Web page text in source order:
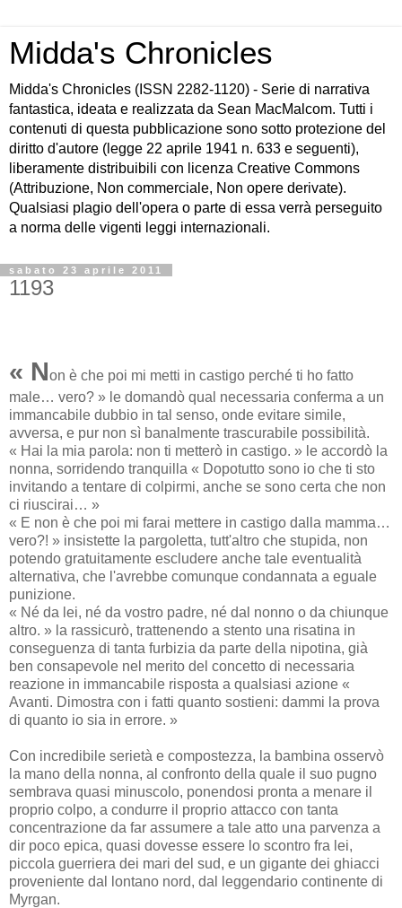
Midda's Chronicles
Midda's Chronicles (ISSN 2282-1120) - Serie di narrativa
fantastica, ideata e realizzata da Sean MacMalcom. Tutti i
contenuti di questa pubblicazione sono sotto protezione del
diritto d'autore (legge 22 aprile 1941 n. 633 e seguenti),
liberamente distribuibili con licenza Creative Commons
(Attribuzione, Non commerciale, Non opere derivate).
Qualsiasi plagio dell'opera o parte di essa verrà perseguito
a norma delle vigenti leggi internazionali.
sabato 23 aprile 2011
1193
« Non è che poi mi metti in castigo perché ti ho fatto
male… vero? » le domandò qual necessaria conferma a un
immancabile dubbio in tal senso, onde evitare simile,
avversa, e pur non sì banalmente trascurabile possibilità.
« Hai la mia parola: non ti metterò in castigo. » le accordò la
nonna, sorridendo tranquilla « Dopotutto sono io che ti sto
invitando a tentare di colpirmi, anche se sono certa che non
ci riuscirai… »
« E non è che poi mi farai mettere in castigo dalla mamma…
vero?! » insistette la pargoletta, tutt'altro che stupida, non
potendo gratuitamente escludere anche tale eventualità
alternativa, che l'avrebbe comunque condannata a eguale
punizione.
« Né da lei, né da vostro padre, né dal nonno o da chiunque
altro. » la rassicurò, trattenendo a stento una risatina in
conseguenza di tanta furbizia da parte della nipotina, già
ben consapevole nel merito del concetto di necessaria
reazione in immancabile risposta a qualsiasi azione «
Avanti. Dimostra con i fatti quanto sostieni: dammi la prova
di quanto io sia in errore. »
Con incredibile serietà e compostezza, la bambina osservò
la mano della nonna, al confronto della quale il suo pugno
sembrava quasi minuscolo, ponendosi pronta a menare il
proprio colpo, a condurre il proprio attacco con tanta
concentrazione da far assumere a tale atto una parvenza a
dir poco epica, quasi dovesse essere lo scontro fra lei,
piccola guerriera dei mari del sud, e un gigante dei ghiacci
proveniente dal lontano nord, dal leggendario continente di
Myrgan.